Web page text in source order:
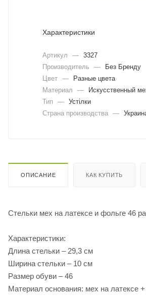
Характеристики
Артикул — 3327
Производитель
—
Без Бренду
Цвет —
Разные цвета
Материал
—
Искусственный
Тип
— Устілки
Страна производства —
ОПИСАНИЕ КАК КУПИТЬ
Стельки мех на латексе и фольге 46
Характеристики:
Длина стельки – 29,3 см
Ширина стельки – 10 см
Размер обуви – 46
Материал основания: мех на латексе